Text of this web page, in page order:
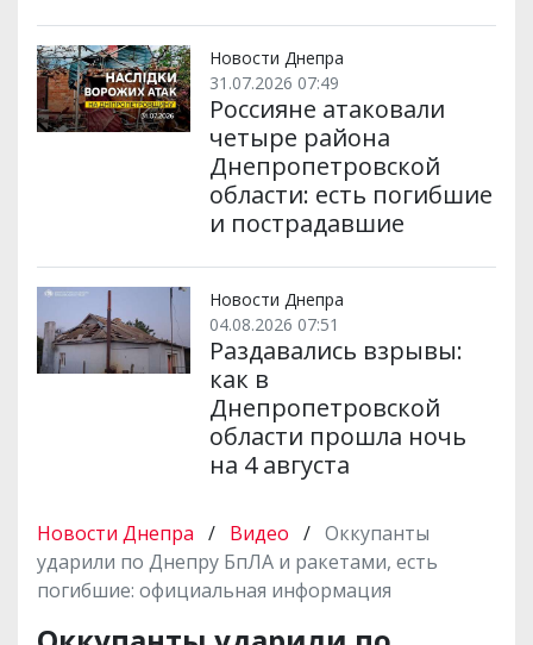
Новости Днепра
31.07.2026 07:49
Россияне атаковали
четыре района
Днепропетровской
области: есть погибшие
и пострадавшие
Новости Днепра
04.08.2026 07:51
Раздавались взрывы:
как в
Днепропетровской
области прошла ночь
на 4 августа
Новости Днепра / Видео / Оккупанты
ударили по Днепру БпЛА и ракетами, есть
погибшие: официальная информация